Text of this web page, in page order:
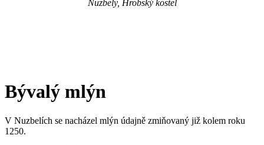
Nuzbely, Hrobský kostel
Bývalý mlýn
V Nuzbelích se nacházel mlýn údajně zmiňovaný již kolem roku
1250.